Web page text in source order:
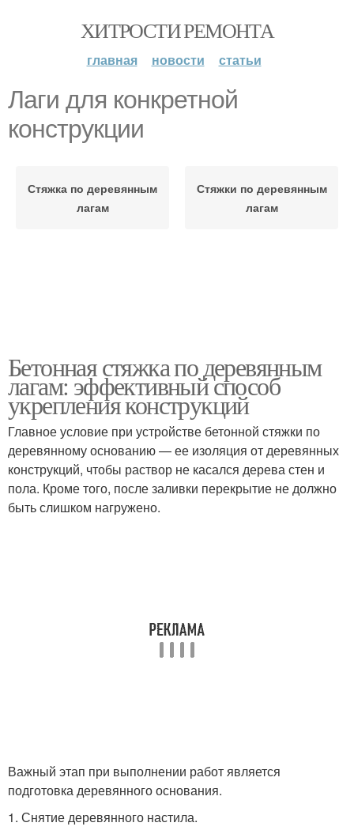
ХИТРОСТИ РЕМОНТА
главная новости статьи
Лаги для конкретной
конструкции
Стяжка по деревянным
лагам
Стяжки по деревянным
лагам
Бетонная стяжка по деревянным
лагам: эффективный способ
укрепления конструкций
Главное условие при устройстве бетонной стяжки по
деревянному основанию — ее изоляция от деревянных
конструкций, чтобы раствор не касался дерева стен и
пола. Кроме того, после заливки перекрытие не должно
быть слишком нагружено.
Важный этап при выполнении работ является
подготовка деревянного основания.
1. Снятие деревянного настила.